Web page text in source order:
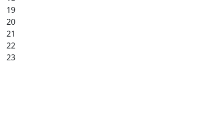
19
20
21
22
23